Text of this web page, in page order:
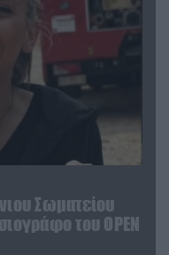
Σωματείου
του OPEN